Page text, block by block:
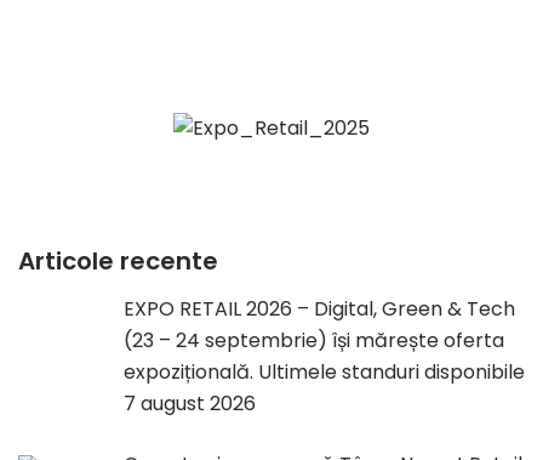
Articole recente
EXPO RETAIL 2026 – Digital, Green & Tech
(23 – 24 septembrie) își mărește oferta
expozițională. Ultimele standuri disponibile
7 august 2026